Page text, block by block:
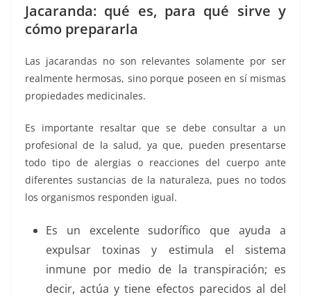
Jacaranda: qué es, para qué sirve y
cómo prepararla
Las jacarandas no son relevantes solamente por ser
realmente hermosas, sino porque poseen en sí mismas
propiedades medicinales.
Es importante resaltar que se debe consultar a un
profesional de la salud, ya que, pueden presentarse
todo tipo de alergias o reacciones del cuerpo ante
diferentes sustancias de la naturaleza, pues no todos
los organismos responden igual.
Es un excelente sudorífico que ayuda a
expulsar toxinas y estimula el sistema
inmune por medio de la transpiración; es
decir, actúa y tiene efectos parecidos al del